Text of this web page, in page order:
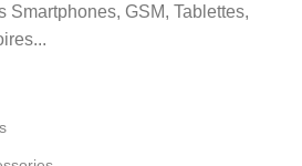
Smartphones, GSM, Tablettes,